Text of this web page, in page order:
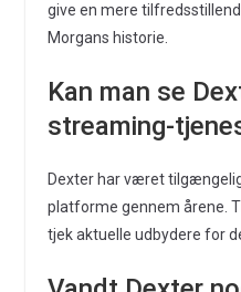
give en mere
Morgans historie.
Kan man se
streaming-
Dexter har været
platforme gennem årene.
tjek aktuelle udbydere for